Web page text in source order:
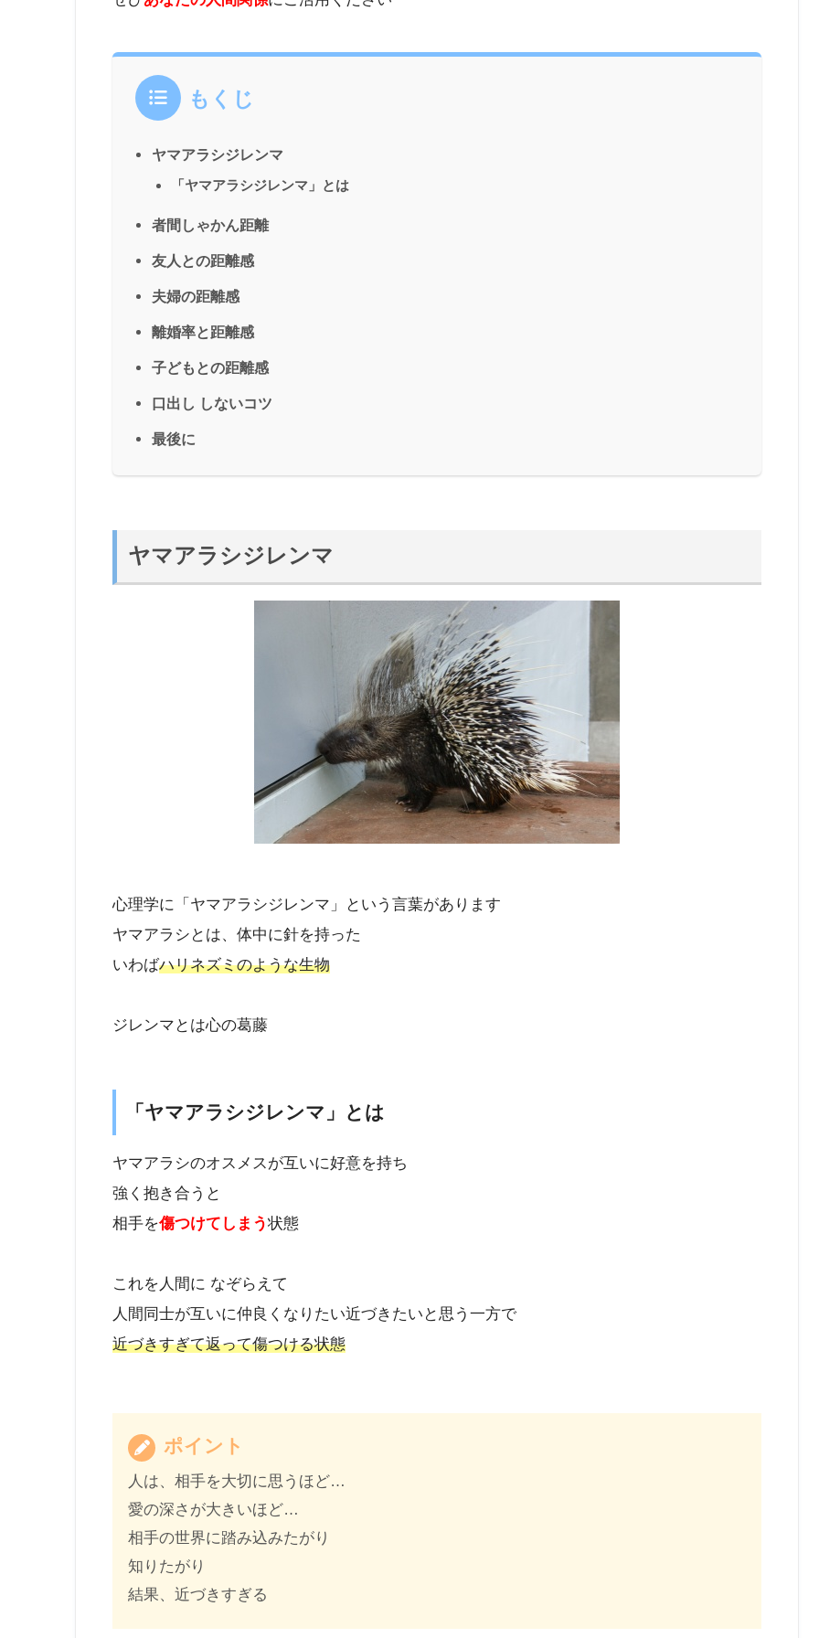
もくじ
ヤマアラシジレンマ
「ヤマアラシジレンマ」とは
者間しゃかん距離
友人との距離感
夫婦の距離感
離婚率と距離感
子どもとの距離感
口出し しないコツ
最後に
ヤマアラシジレンマ
心理学に「ヤマアラシジレンマ」という言葉があります
ヤマアラシとは、体中に針を持った
いわばハリネズミのような生物
ジレンマとは心の葛藤
「ヤマアラシジレンマ」とは
ヤマアラシのオスメスが互いに好意を持ち
強く抱き合うと
相手を傷つけてしまう状態
これを人間に なぞらえて
人間同士が互いに仲良くなりたい近づきたいと思う一方で
近づきすぎて返って傷つける状態
ポイント
人は、相手を大切に思うほど…
愛の深さが大きいほど…
相手の世界に踏み込みたがり
知りたがり
結果、近づきすぎる